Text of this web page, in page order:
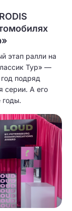
этап ралли на
Тур» —
подряд
серии. А его
годы.